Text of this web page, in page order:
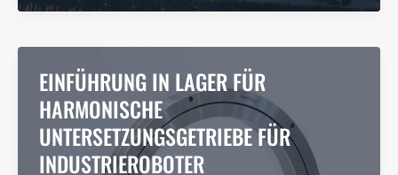
Zuverlässige
für
die
Autoindustrie
EINFÜHRUNG IN LAGER FÜR
HARMONISCHE
UNTERSETZUNGSGETRIEBE FÜR
INDUSTRIEROBOTER